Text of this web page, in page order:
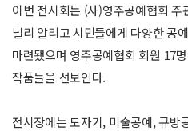
이번 전시회는 (사)영주공예협회
널리 알리고 시민들에게 다양한 공
마련됐으며 영주공예협회 회원 17
작품들을 선보인다.
전시장에는 도자기, 미술공예, 규방